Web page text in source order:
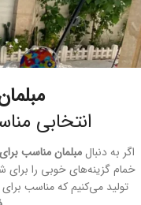
انتخابی
اگر به دنبالمبلمان مناسب
خمام گزینه‌های خوبی را برای
تولید می‌کنیم که مناسب برای